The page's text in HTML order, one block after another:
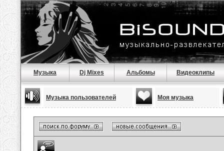
Музыка Dj Mixes Альбомы Видеоклипы
Музыка пользователей Моя музыка